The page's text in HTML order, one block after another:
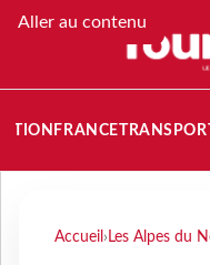
Aller au contenu
FRANCE
Accueil › Les Alpes du